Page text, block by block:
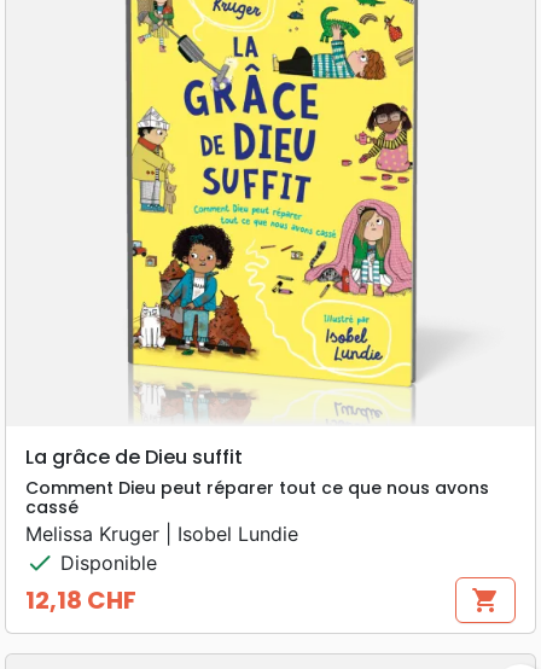
La grâce de Dieu suffit
Comment Dieu peut réparer tout ce que nous avons
cassé
Melissa Kruger | Isobel Lundie
check Disponible
Prix
12,18 CHF shopping_cart